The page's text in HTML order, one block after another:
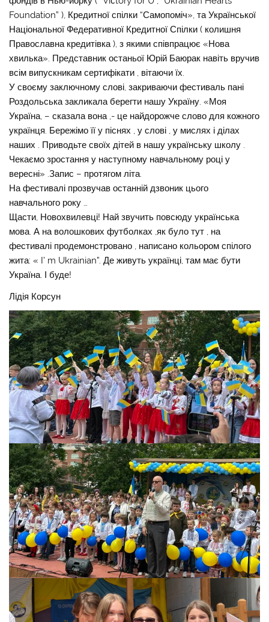
Foundation” ), Кредитної спілки “Самопоміч», та Української
Національної Федеративної Кредитної Спілки ( колишня
Православна кредитівка ), з якими співпрацює «Нова
хвилька». Представник останьої Юрій Баюрак навіть вручив
всім випускникам сертифікати , вітаючи їх.
У своєму заключному слові, закриваючи фестиваль пані
Роздольська закликала берегти нашу Україну. «Моя
Україна, – сказала вона ,- це найдорожче слово для кожного
українця. Бережімо її у піснях , у слові , у мислях і ділах
наших . Приводьте своїх дітей в нашу українську школу .
Чекаємо зростання у наступному навчальному році у
вересні» .Запис – протягом літа.
На фестивалі прозвучав останній дзвоник цього
навчального року …
Щасти, Новохвилевці! Най звучить повсюду українська
мова. А на волошкових футболках ,як було тут , на
фестивалі продемонстровано , написано кольором спілого
жита: « I’ m Ukrainian”. Де живуть українці, там має бути
Україна. І буде!
Лідія Корсун